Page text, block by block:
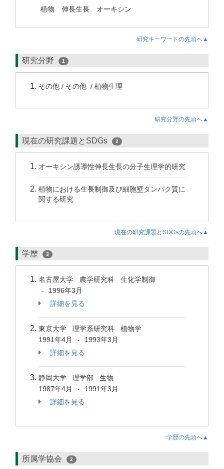
植物 伸長生長 オーキシン
研究キーワードの先頭へ▲
研究分野 1
その他 / その他 / 植物生理
研究分野の先頭へ▲
現在の研究課題とSDGs 2
オーキシン誘導性伸長生長の分子生理学的研究
植物における生長制御及び細胞壁タンパク質に
関する研究
現在の研究課題とSDGsの先頭へ▲
学歴 3
名古屋大学 農学研究科 生化学制御
-
1996年3月
詳細を見る
東京大学 理学系研究科 植物学
1991年4月
-
1993年3月
詳細を見る
静岡大学 理学部 生物
1987年4月
-
1991年3月
詳細を見る
学歴の先頭へ▲
所属学協会 2